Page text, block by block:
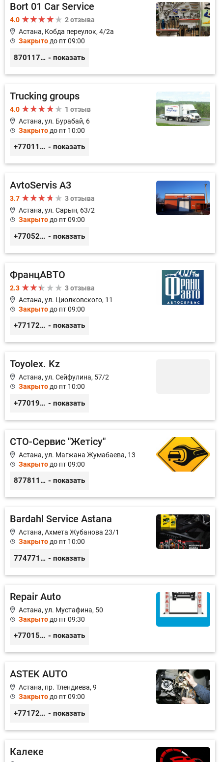
Bort 01 Car Service
4.0
2 отзыва
Астана, Кобда переулок, 4/2а
Закрыто до пт 09:00
87011754444 - показать
Trucking groups
4.0
1 отзыв
Астана, ул. Бурабай, 6
Закрыто до пт 10:00
+77011245925 - показать
AvtoServis A3
3.7
3 отзыва
Астана, ул. Сарын, 63/2
Закрыто до пт 09:00
+77052327760 - показать
ФранцАВТО
2.3
3 отзыва
Астана, ул. Циолковского, 11
Закрыто до пт 09:00
+77172541601 - показать
Toyolex. Kz
Астана, ул. Сейфулина, 57/2
Закрытодо пт 10:00
+77019605032 - показать
СТО-Сервис "Жетiсу"
Астана, ул. Магжана Жумабаева, 13
Закрыто до пт 09:00
87781117885 - показать
Bardahl Service Astana
Астана, Ахмета Жубанова 23/1
Закрытодо пт 10:00
77477104703 - показать
Repair Auto
Астана, ул. Мустафина, 50
Закрыто до пт 09:30
+77015375738 - показать
ASTEK AUTO
Астана, пр. Тлендиева, 9
Закрытодо пт 09:00
+77172944444 - показать
Калеке